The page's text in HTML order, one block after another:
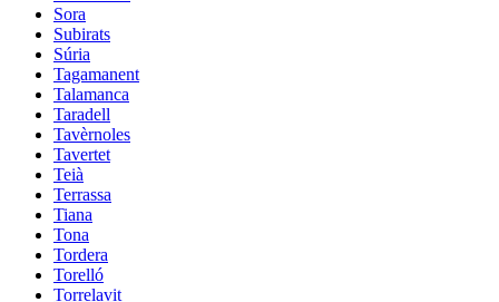
Sora
Subirats
Súria
Tagamanent
Talamanca
Taradell
Tavèrnoles
Tavertet
Teià
Terrassa
Tiana
Tona
Tordera
Torelló
Torrelavit